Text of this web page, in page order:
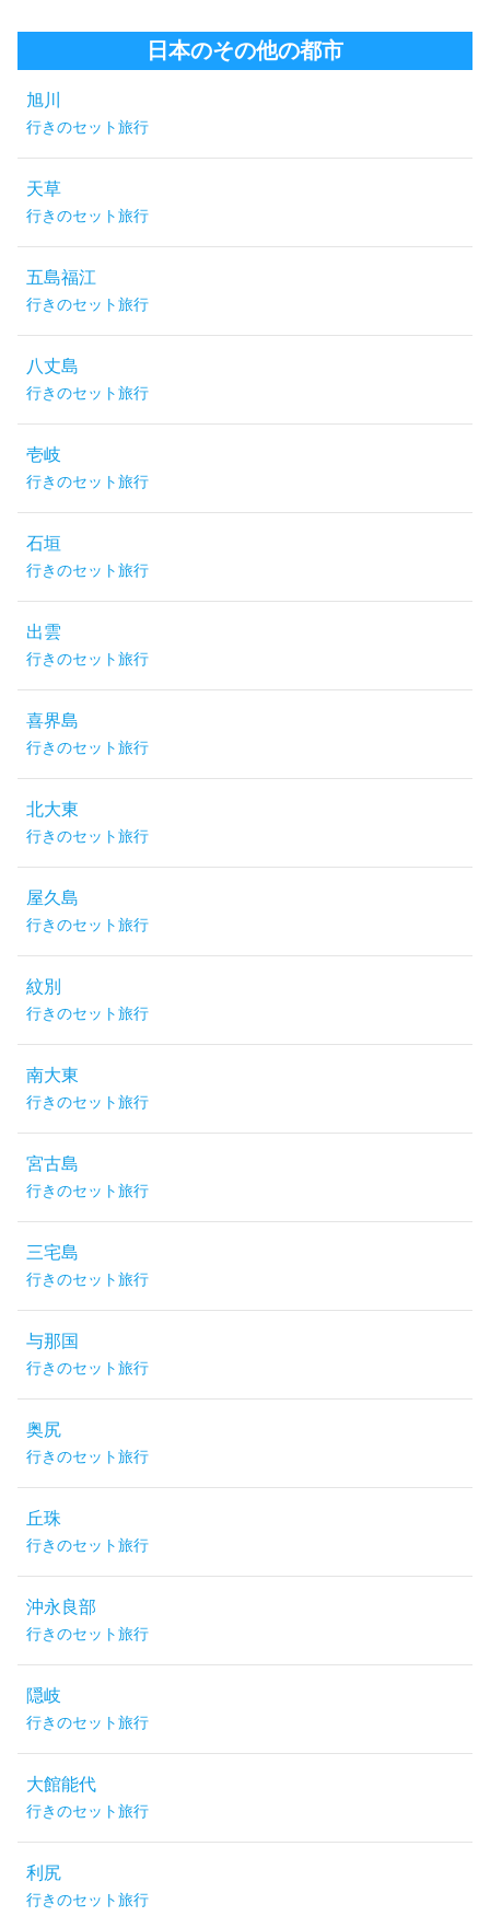
日本のその他の都市
旭川
行きのセット旅行
天草
行きのセット旅行
五島福江
行きのセット旅行
八丈島
行きのセット旅行
壱岐
行きのセット旅行
石垣
行きのセット旅行
出雲
行きのセット旅行
喜界島
行きのセット旅行
北大東
行きのセット旅行
屋久島
行きのセット旅行
紋別
行きのセット旅行
南大東
行きのセット旅行
宮古島
行きのセット旅行
三宅島
行きのセット旅行
与那国
行きのセット旅行
奥尻
行きのセット旅行
丘珠
行きのセット旅行
沖永良部
行きのセット旅行
隠岐
行きのセット旅行
大館能代
行きのセット旅行
利尻
行きのセット旅行